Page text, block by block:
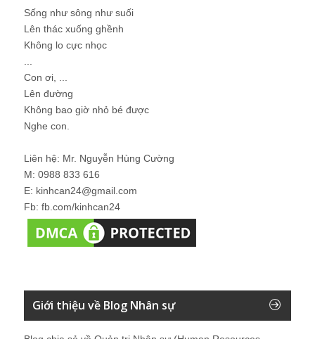
Sống như sông như suối
Lên thác xuống ghềnh
Không lo cực nhọc
Con ơi, ...
Lên đường
Không bao giờ nhỏ bé được
Nghe con.
Liên hệ: Mr. Nguyễn Hùng Cường
M: 0988 833 616
E: kinhcan24@gmail.com
Fb: fb.com/kinhcan24
Giới thiệu về Blog Nhân sự